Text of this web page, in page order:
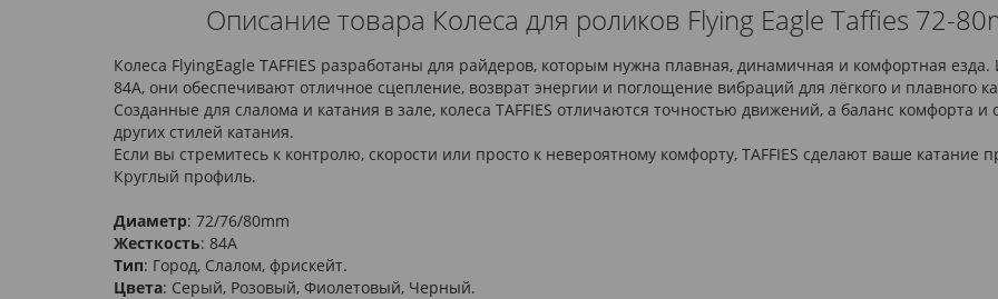
Описание товара Колеса для роликов Flying Eagle Taffies 72-
Колеса FlyingEagle TAFFIES разработаны для райдеров, которым нужна плавная, динамичная и комфортная
84A, они обеспечивают отличное сцепление, возврат энергии и поглощение вибраций для лёгкого и плавного
Созданные для слалома и катания в зале, колеса TAFFIES отличаются точностью движений, а баланс комфорта
других стилей катания.
Если вы стремитесь к контролю, скорости или просто к невероятному комфорту, TAFFIES сделают ваше катание
Круглый профиль.
Диаметр: 72/76/80mm
Жесткость: 84A
Тип: Город, Слалом, фрискейт.
Цвета: Серый, Розовый, Фиолетовый, Черный.